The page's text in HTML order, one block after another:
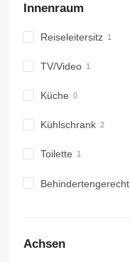
Innenraum
Reiseleitersitz
TV/Video
Küche
Kühlschrank
Toilette
Behindertengerecht
Achsen